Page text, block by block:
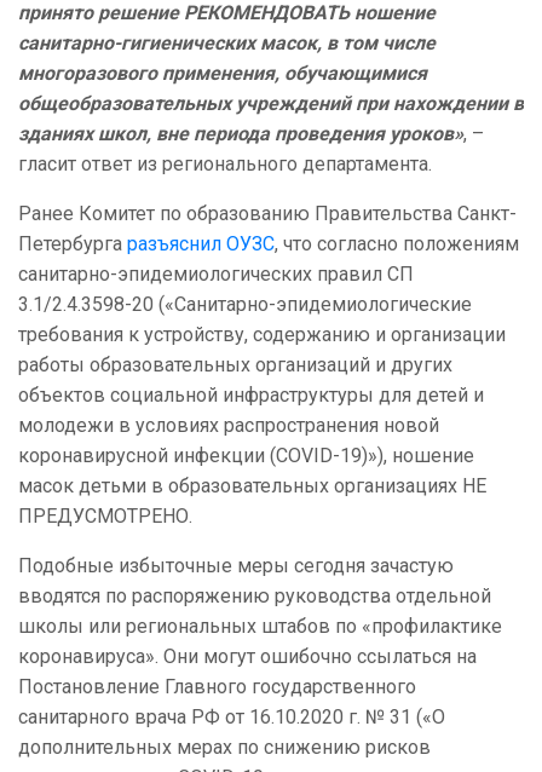
принято решение РЕКОМЕНДОВАТЬ ношение
санитарно-гигиенических масок, в том числе
многоразового применения, обучающимися
общеобразовательных учреждений при нахождении в
зданиях школ, вне периода проведения уроков», –
гласит ответ из регионального департамента.
Ранее Комитет по образованию Правительства Санкт-
Петербурга разъяснил ОУЗС, что согласно положениям
санитарно-эпидемиологических правил СП
3.1/2.4.3598-20 («Санитарно-эпидемиологические
требования к устройству, содержанию и организации
работы образовательных организаций и других
объектов социальной инфраструктуры для детей и
молодежи в условиях распространения новой
коронавирусной инфекции (COVID-19)»), ношение
масок детьми в образовательных организациях НЕ
ПРЕДУСМОТРЕНО.
Подобные избыточные меры сегодня зачастую
вводятся по распоряжению руководства отдельной
школы или региональных штабов по «профилактике
коронавируса». Они могут ошибочно ссылаться на
Постановление Главного государственного
санитарного врача РФ от 16.10.2020 г. № 31 («О
дополнительных мерах по снижению рисков